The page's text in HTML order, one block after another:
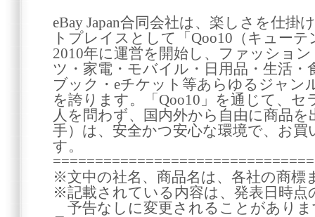
eBay Japan合同会社は、楽しさを仕掛
トプレイスとして「Qoo10（キュー
2010年に運営を開始し、ファッショ
ツ・家電・モバイル・日用品・生活
ブック・eチケット等あらゆるジャン
を誇ります。「Qoo10」を通じて、セ
人を問わず、国内外から自由に商品
手）は、安全かつ安心な環境で、お
す。
※文中の社名、商品名は、各社の商標
※記載されている内容は、発表日時点
予告なしに変更されることがあり